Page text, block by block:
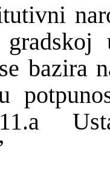
bazira